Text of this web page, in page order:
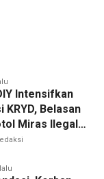
Intensifkan
KRYD, Belasan
Miras Ilegal
Diamankan